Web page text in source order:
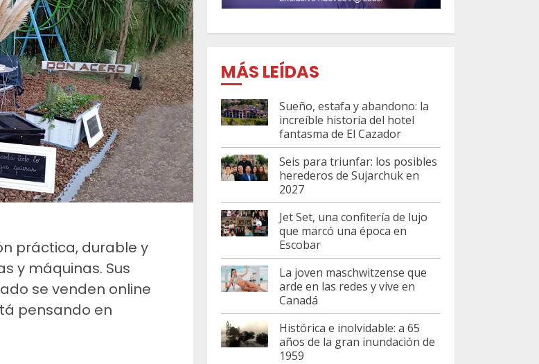
práctica, durable y
y máquinas. Sus
se venden online
pensando en
MÁS LEÍDAS
Sueño, estafa y abandono: la
increíble historia del hotel
fantasma de El Cazador
Seis para triunfar: los posibles
herederos de Sujarchuk en
2027
Jet Set, una confitería de lujo
que marcó una época en
Escobar
La joven maschwitzense que
arde en las redes y vive en
Canadá
Histórica e inolvidable: a 65
años de la gran inundación de
1959